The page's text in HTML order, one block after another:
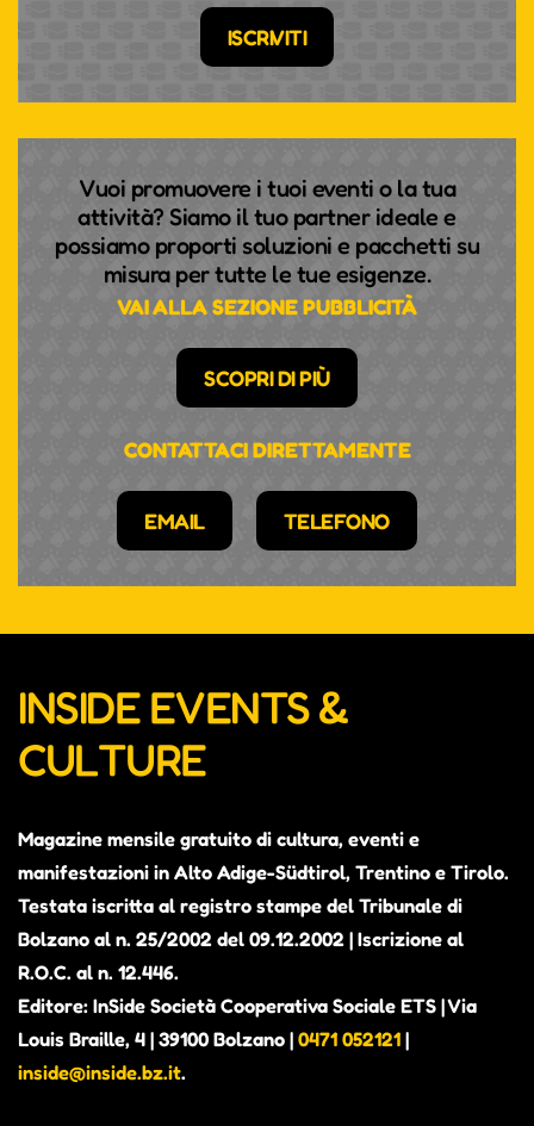
ISCRIVITI
Vuoi promuovere i tuoi eventi o la tua
attività? Siamo il tuo partner ideale e
possiamo proporti soluzioni e pacchetti su
misura per tutte le tue esigenze.
VAI ALLA SEZIONE PUBBLICITÀ
SCOPRI DI PIÙ
CONTATTACI DIRETTAMENTE
EMAIL TELEFONO
INSIDE EVENTS &
CULTURE
Magazine mensile gratuito di cultura, eventi e
manifestazioni in Alto Adige-Südtirol, Trentino e Tirolo.
Testata iscritta al registro stampe del Tribunale di
Bolzano al n. 25/2002 del 09.12.2002 | Iscrizione al
R.O.C. al n. 12.446.
Editore: InSide Società Cooperativa Sociale ETS | Via
Louis Braille, 4 | 39100 Bolzano | 0471 052121 |
inside@inside.bz.it.